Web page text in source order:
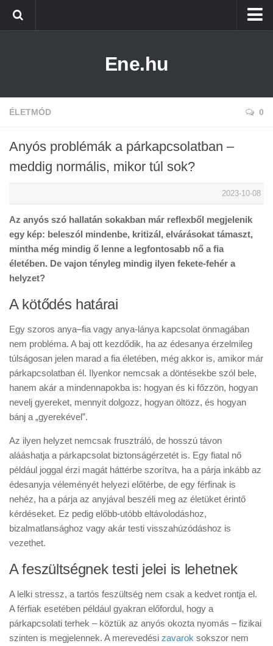
Életmód
Ene.hu
ÉLETMÓD 0
Anyós problémák a párkapcsolatban –
meddig normális, mikor túl sok?
2023-10-08
Az anyós szó hallatán sokakban már reflexből megjelenik
egy kép: beleszól mindenbe, kritizál, elvárásokat támaszt,
mintha még mindig ő lenne a legfontosabb nő a fia
életében. De vajon tényleg mindig ilyen fekete-fehér a
helyzet?
A kötődés határai
Egy szoros anya–fia vagy anya-lánya kapcsolat önmagában
nem probléma. A baj ott kezdődik, ha az édesanya érzelmileg
túlságosan jelen marad a fia életében, még akkor is, amikor már
párkapcsolatban él. Ilyenkor nemcsak a döntésekbe szól bele,
hanem akár a mindennapokba is: hogyan és ki főzzön, hogyan
nevelj gyereket, mennyit dolgozz, hogyan öltözz, és hogyan
bánj a „gyerekével”.
Az ilyen helyzet nemcsak frusztráló, de hosszú távon
alááshatja a párkapcsolat biztonságérzetét is. Egy fiatal nő
például joggal érzi magát háttérbe szorítva, ha a párja inkább az
édesanyja véleményét helyezi előtérbe, de egy férfinak is
nehéz, ha a párja az anyjával beszéli meg az életüket érintő
kérdéseket. Ez pedig előbb-utóbb eltávolodáshoz,
bizalmatlansághoz vagy akár testi visszahúzódáshoz is
vezethet.
A feszültségnek testi jelei is lehetnek
A lelki stressz, a tartós feszültség nem csak a kedvet rontja el.
A férfiak esetében például gyakran előfordul, hogy a
párkapcsolati terhek – köztük az anyós okozta nyomás – fizikai
szinten is megjelennek. A merevedési zavarok sokszor nem